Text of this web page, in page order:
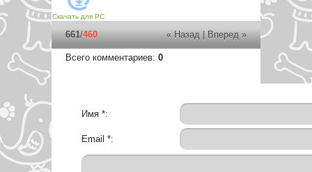
Скачать для PC
« Назад|Вперед »
661/460
Всего комментариев: 0
Имя *:
Email *: